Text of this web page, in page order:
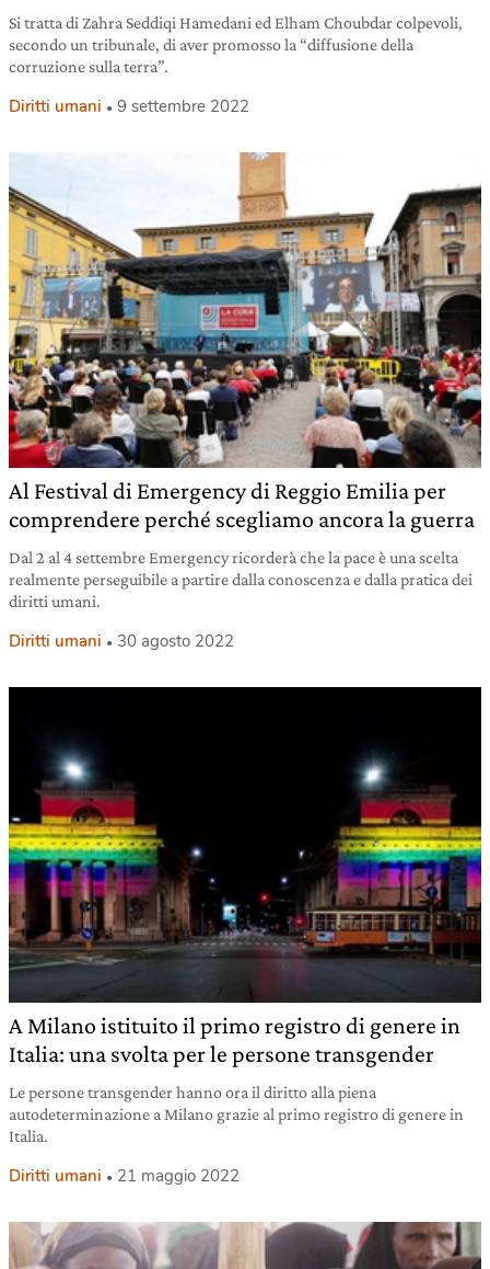
Si tratta di Zahra Seddiqi Hamedani ed Elham Choubdar colpevoli,
secondo un tribunale, di aver promosso la “diffusione della
corruzione sulla terra”.
Diritti umani 9 settembre 2022
Al Festival di Emergency di Reggio Emilia per
comprendere perché scegliamo ancora la guerra
Dal 2 al 4 settembre Emergency ricorderà che la pace è una scelta
realmente perseguibile a partire dalla conoscenza e dalla pratica dei
diritti umani.
Diritti umani 30 agosto 2022
A Milano istituito il primo registro di genere in
Italia: una svolta per le persone transgender
Le persone transgender hanno ora il diritto alla piena
autodeterminazione a Milano grazie al primo registro di genere in
Italia.
Diritti umani 21 maggio 2022